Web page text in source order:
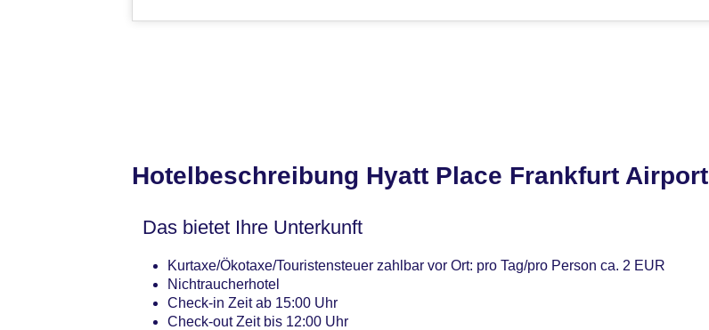
Hotelbeschreibung Hyatt Place Frankfurt Airport
Das bietet Ihre Unterkunft
Kurtaxe/Ökotaxe/Touristensteuer zahlbar vor Ort: pro Tag/pro Person ca. 2 EUR
Nichtraucherhotel
Check-in Zeit ab 15:00 Uhr
Check-out Zeit bis 12:00 Uhr